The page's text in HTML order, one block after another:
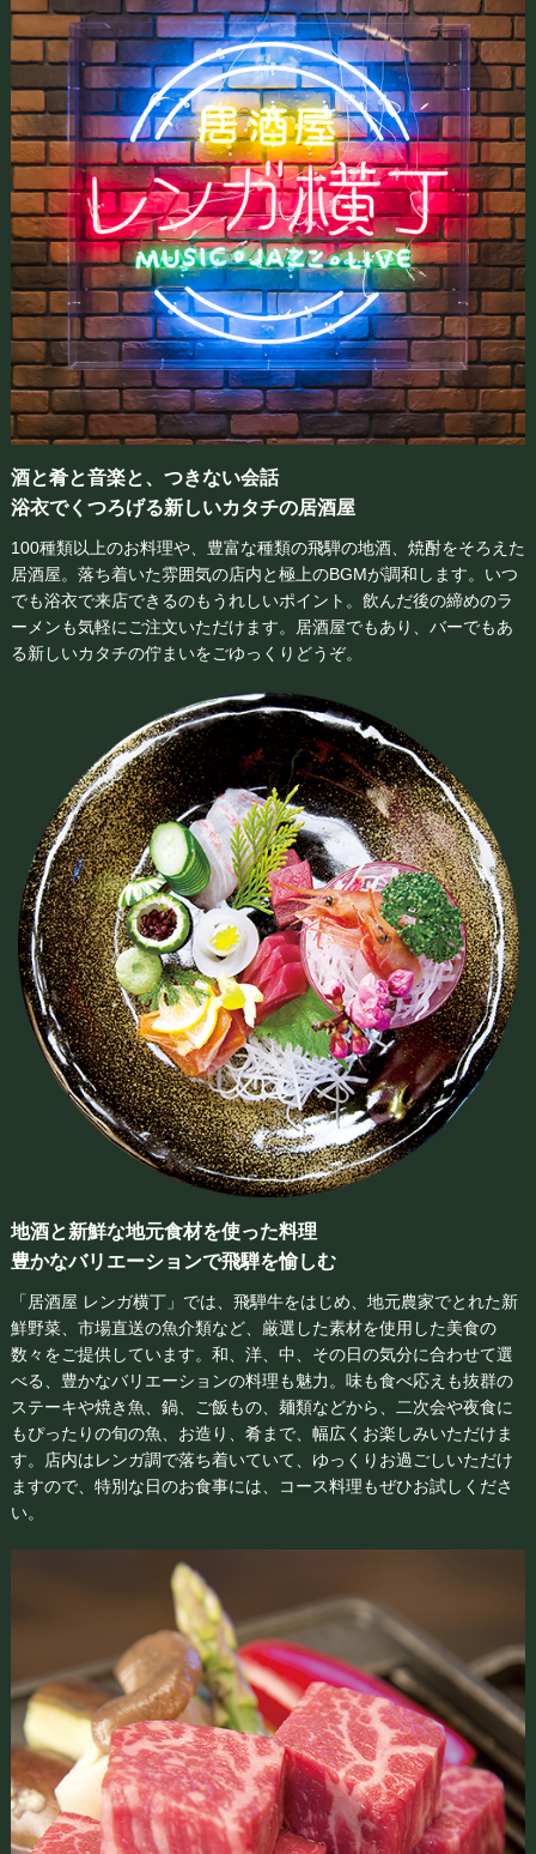
酒と肴と音楽と、つきない会話
浴衣でくつろげる新しいカタチの居酒屋
100種類以上のお料理や、豊富な種類の飛騨の地酒、焼酎をそろえた
居酒屋。落ち着いた雰囲気の店内と極上のBGMが調和します。いつ
でも浴衣で来店できるのもうれしいポイント。飲んだ後の締めのラ
ーメンも気軽にご注文いただけます。居酒屋でもあり、バーでもあ
る新しいカタチの佇まいをごゆっくりどうぞ。
地酒と新鮮な地元食材を使った料理
豊かなバリエーションで飛騨を愉しむ
「居酒屋 レンガ横丁」では、飛騨牛をはじめ、地元農家でとれた新
鮮野菜、市場直送の魚介類など、厳選した素材を使用した美食の
数々をご提供しています。和、洋、中、その日の気分に合わせて選
べる、豊かなバリエーションの料理も魅力。味も食べ応えも抜群の
ステーキや焼き魚、鍋、ご飯もの、麺類などから、二次会や夜食に
もぴったりの旬の魚、お造り、肴まで、幅広くお楽しみいただけま
す。店内はレンガ調で落ち着いていて、ゆっくりお過ごしいただけ
ますので、特別な日のお食事には、コース料理もぜひお試しくださ
い。